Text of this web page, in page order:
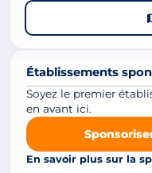
Établissements
Soyez le premier
en avant ici.
En savoir plus sur la